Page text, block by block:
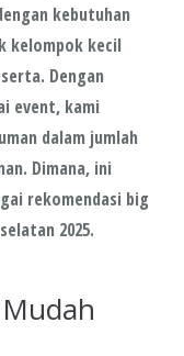
kebutuhan
kelompok kecil
Dengan
event, kami
dalam jumlah
Dimana, ini
rekomendasi big
2025.